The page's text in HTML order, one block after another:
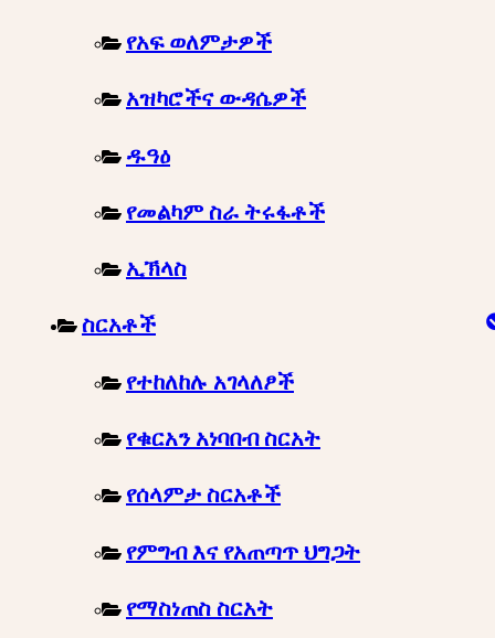
የአፍ ወለምታዎች
አዝካሮችና ውዳሴዎች
ዱዓዕ
የመልካም ስራ ትሩፋቶች
ኢኽላስ
ስርአቶች
የተከለከሉ አገላለፆች
የቁርአን አነባበብ ስርአት
የሰላምታ ስርአቶች
የምግብ እና የአጠጣጥ ህግጋት
የማስነጠስ ስርአት